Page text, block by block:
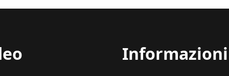
Informazioni